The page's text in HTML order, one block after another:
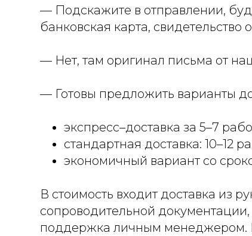
— Подскажите в отправлении,
банковская карта,
— Нет, там оригинал письма от
— Готовы предложить варианты
экспресс–доставка за 5–7
стандартная доставка: 10–12
экономичный вариант со
В стоимость входит доставка из
сопроводительной
поддержка личным менеджером.